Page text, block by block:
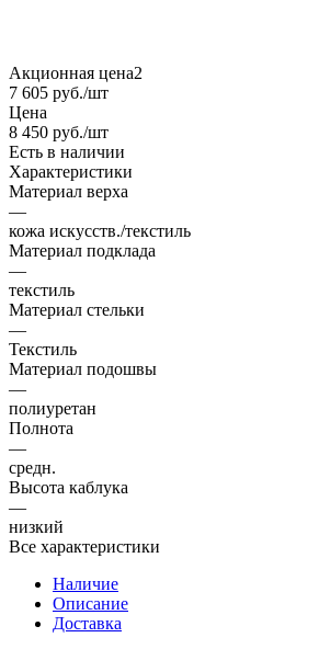
Акционная цена2
7 605 руб./шт
Цена
8 450 руб./шт
Есть в наличии
Характеристики
Материал верха
—
кожа искусств./текстиль
Материал подклада
—
текстиль
Материал стельки
—
Текстиль
Материал подошвы
—
полиуретан
Полнота
—
средн.
Высота каблука
—
низкий
Все характеристики
Наличие
Описание
Доставка